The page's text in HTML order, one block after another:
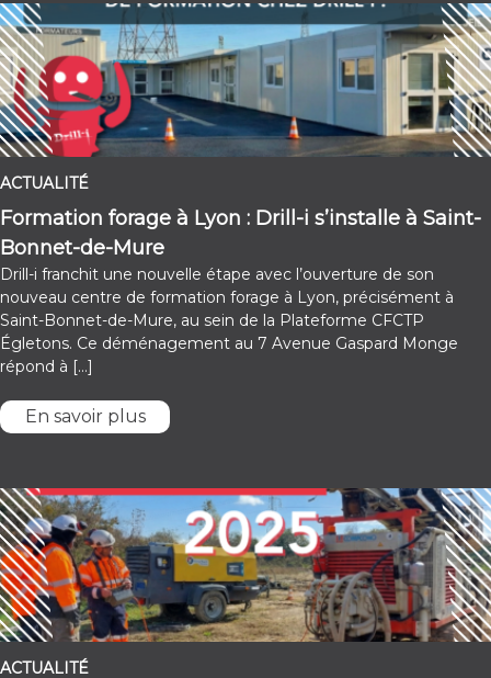
ACTUALITÉ
Formation forage à Lyon : Drill-i s’installe à Saint-
Bonnet-de-Mure
Drill-i franchit une nouvelle étape avec l’ouverture de son
nouveau centre de formation forage à Lyon, précisément à
Saint-Bonnet-de-Mure, au sein de la Plateforme CFCTP
Égletons. Ce déménagement au 7 Avenue Gaspard Monge
répond à […]
En savoir plus
ACTUALITÉ